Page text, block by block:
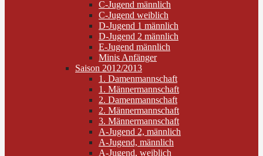
C-Jugend männlich
C-Jugend weiblich
D-Jugend 1 männlich
D-Jugend 2 männlich
E-Jugend männlich
Minis Anfänger
Saison 2012/2013
1. Damenmannschaft
1. Männermannschaft
2. Damenmannschaft
2. Männermannschaft
3. Männermannschaft
A-Jugend 2, männlich
A-Jugend, männlich
A-Jugend, weiblich